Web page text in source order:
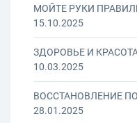
МОЙТЕ РУКИ
15.10.2025
ЗДОРОВЬЕ И
10.03.2025
ВОССТАНОВЛЕНИЕ
28.01.2025